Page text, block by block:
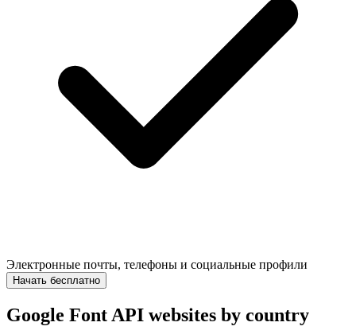
Электронные почты, телефоны и социальные профили
Начать бесплатно
Google Font API websites by country